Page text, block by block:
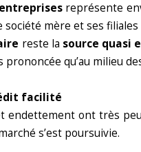
représente
mère et ses filiales
reste la source quasi
qu’au milieu
facilité
endettement ont très
s’est poursuivie.